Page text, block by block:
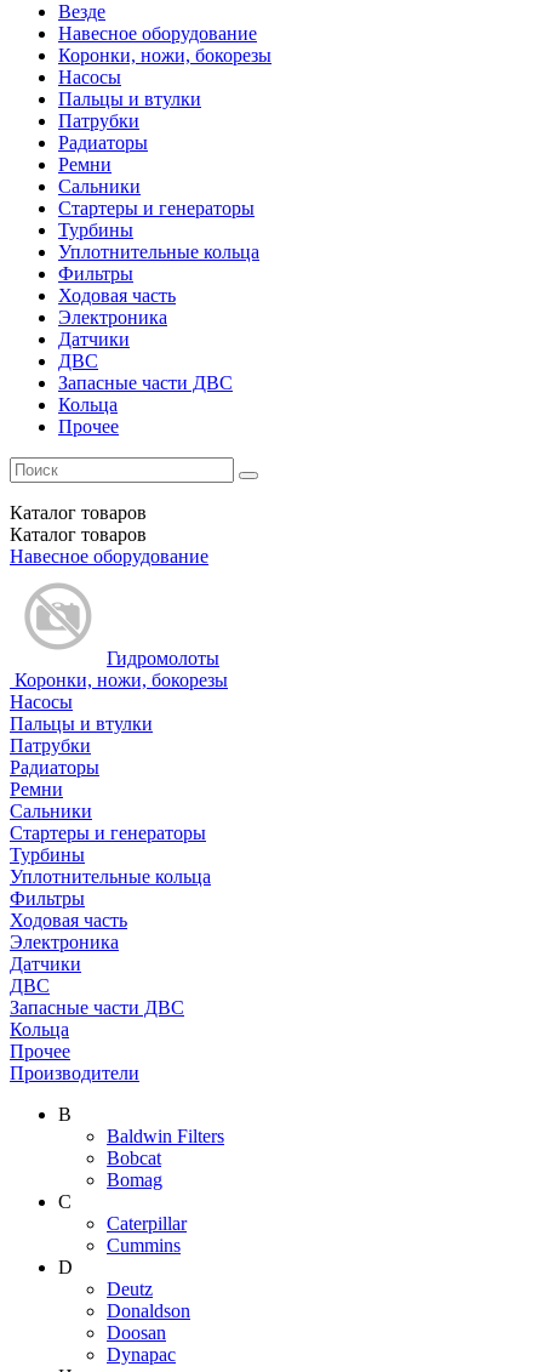
Везде
Навесное оборудование
Коронки, ножи, бокорезы
Насосы
Пальцы и втулки
Патрубки
Радиаторы
Ремни
Сальники
Стартеры и генераторы
Турбины
Уплотнительные кольца
Фильтры
Ходовая часть
Электроника
Датчики
ДВС
Запасные части ДВС
Кольца
Прочее
Каталог товаров
Каталог товаров
Навесное оборудование
Гидромолоты
Коронки, ножи, бокорезы
Насосы
Пальцы и втулки
Патрубки
Радиаторы
Ремни
Сальники
Стартеры и генераторы
Турбины
Уплотнительные кольца
Фильтры
Ходовая часть
Электроника
Датчики
ДВС
Запасные части ДВС
Кольца
Прочее
Производители
B
Baldwin Filters
Bobcat
Bomag
C
Caterpillar
Cummins
D
Deutz
Donaldson
Doosan
Dynapac